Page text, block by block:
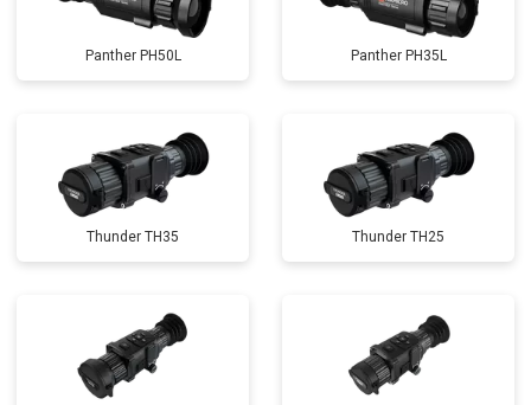
Panther PH50L Panther PH35L
Thunder TH35 Thunder TH25